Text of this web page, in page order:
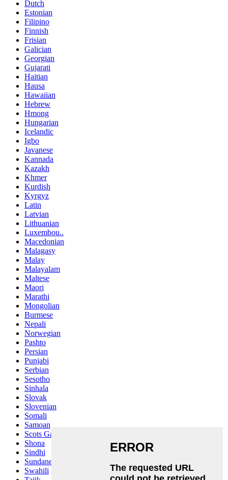
Dutch
Estonian
Filipino
Finnish
Frisian
Galician
Georgian
Gujarati
Haitian
Hausa
Hawaiian
Hebrew
Hmong
Hungarian
Icelandic
Igbo
Javanese
Kannada
Kazakh
Khmer
Kurdish
Kyrgyz
Latin
Latvian
Lithuanian
Luxembou..
Macedonian
Malagasy
Malay
Malayalam
Maltese
Maori
Marathi
Mongolian
Burmese
Nepali
Norwegian
Pashto
Persian
Punjabi
Serbian
Sesotho
Sinhala
Slovak
Slovenian
Somali
Samoan
Scots Gaelic
Shona
Sindhi
Sundanese
Swahili